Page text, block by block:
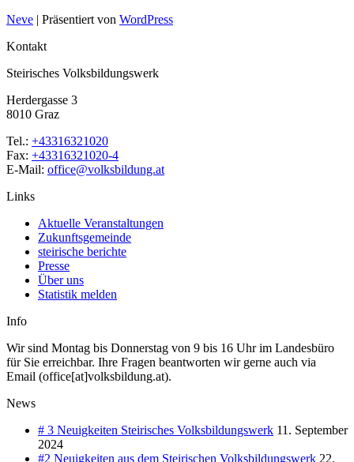
Neve | Präsentiert von WordPress
Kontakt
Steirisches Volksbildungswerk
Herdergasse 3
8010 Graz
Tel.: +43316321020
Fax: +43316321020-4
E-Mail: office@volksbildung.at
Links
Aktuelle Veranstaltungen
Zukunftsgemeinde
steirische berichte
Presse
Über uns
Statistik melden
Info
Wir sind Montag bis Donnerstag von 9 bis 16 Uhr im Landesbüro
für Sie erreichbar. Ihre Fragen beantworten wir gerne auch via
Email (office[at]volksbildung.at).
News
# 3 Neuigkeiten Steirisches Volksbildungswerk 11. September
2024
#2 Neuigkeiten aus dem Steirischen Volksbildungswerk 22.